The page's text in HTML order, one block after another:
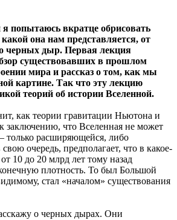
я попытаюсь вкратце обрисовать
она нам представляется, от
черных дыр. Первая лекция
существовавших в прошлом
мира и рассказ о том, как мы
картине. Так что эту лекцию
теорий об истории Вселенной.
как теории гравитации Ньютона и
заключению, что Вселенная не может
только расширяющейся, либо
очередь, предполагает, что в какое-
10 до 20 млрд лет тому назад
плотность. То был Большой
стал «началом» существования
о черных дырах. Они